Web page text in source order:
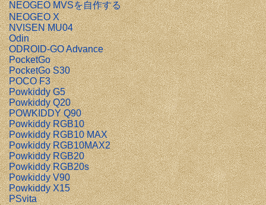
NEOGEO MVSを自作する
NEOGEO X
NVISEN MU04
Odin
ODROID-GO Advance
PocketGo
PocketGo S30
POCO F3
Powkiddy G5
Powkiddy Q20
POWKIDDY Q90
Powkiddy RGB10
Powkiddy RGB10 MAX
Powkiddy RGB10MAX2
Powkiddy RGB20
Powkiddy RGB20s
Powkiddy V90
Powkiddy X15
PSvita